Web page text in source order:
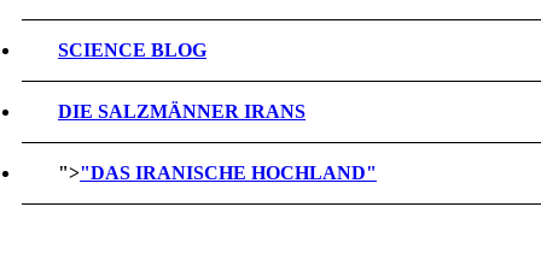
SCIENCE BLOG
DIE SALZMÄNNER IRANS
">"DAS IRANISCHE HOCHLAND"